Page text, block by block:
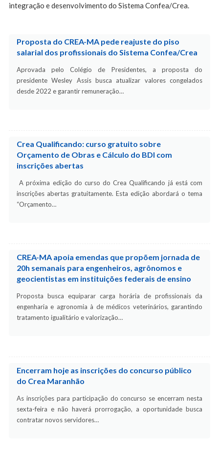
integração e desenvolvimento do Sistema Confea/Crea.
Proposta do CREA-MA pede reajuste do piso
salarial dos profissionais do Sistema Confea/Crea
Aprovada pelo Colégio de Presidentes, a proposta do
presidente Wesley Assis busca atualizar valores congelados
desde 2022 e garantir remuneração…
Crea Qualificando: curso gratuito sobre
Orçamento de Obras e Cálculo do BDI com
inscrições abertas
A próxima edição do curso do Crea Qualificando já está com
inscrições abertas gratuitamente. Esta edição abordará o tema
“Orçamento…
CREA-MA apoia emendas que propõem jornada de
20h semanais para engenheiros, agrônomos e
geocientistas em instituições federais de ensino
Proposta busca equiparar carga horária de profissionais da
engenharia e agronomia à de médicos veterinários, garantindo
tratamento igualitário e valorização…
Encerram hoje as inscrições do concurso público
do Crea Maranhão
As inscrições para participação do concurso se encerram nesta
sexta-feira e não haverá prorrogação, a oportunidade busca
contratar novos servidores…